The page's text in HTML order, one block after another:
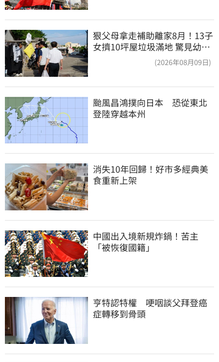
狠父母拿走補助離家8月！13子
女擠10坪屋垃圾滿地 驚見幼童
(2026年08月09日)
颱風昌鴻撲向日本　恐從東北
登陸穿越本州
消失10年回歸！好市多經典美
食重新上架
中國出入境新規炸鍋！苦主
「被恢復國籍」
亨特認特權　哽咽談父拜登癌
症轉移到骨頭